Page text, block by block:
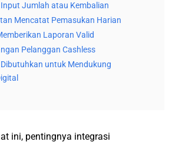
Jumlah atau Kembalian
Mencatat Pemasukan Harian
Laporan Valid
Pelanggan Cashless
untuk Mendukung
ini, pentingnya integrasi